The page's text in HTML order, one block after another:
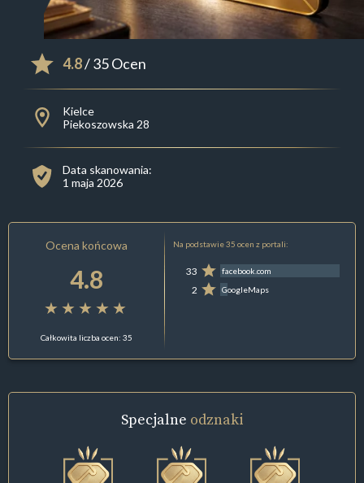
4.8/ 35 Ocen
Kielce
Piekoszowska 28
Data skanowania:
1 maja 2026
Ocena końcowa
4.8
Całkowita liczba ocen: 35
Na podstawie 35 ocen z portali:
33 facebook.com
2 GoogleMaps
Specjalne odznaki